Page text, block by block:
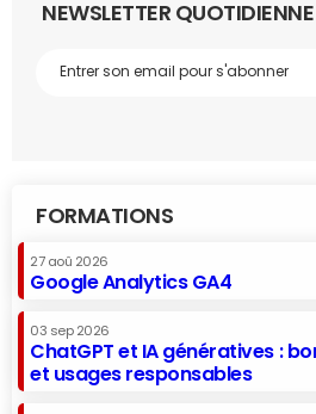
NEWSLETTER QUOTIDIENNE
FORMATIONS
27 aoû 2026
Google Analytics GA4
03 sep 2026
ChatGPT et IA génératives :
et usages responsables